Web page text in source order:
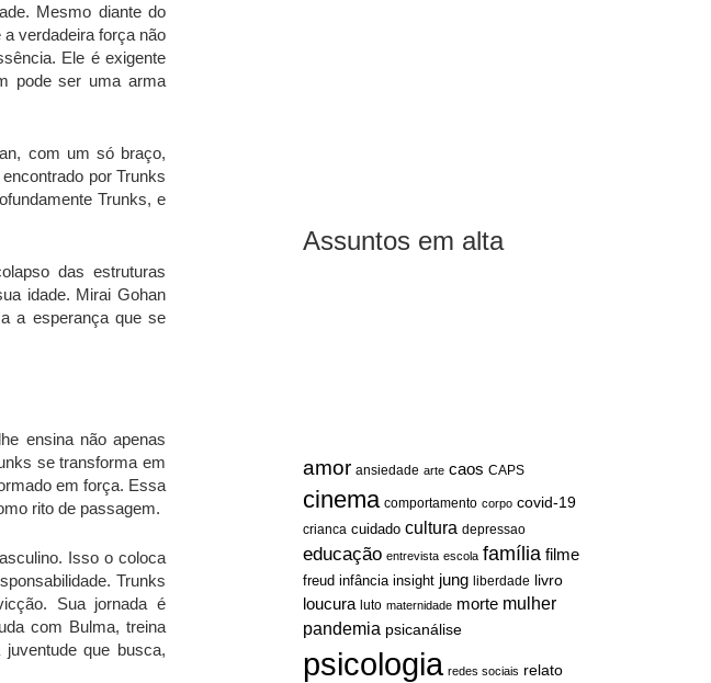
Assuntos em alta
amor ansiedade arte caos CAPS
cinema comportamento corpo covid-19
crianca cuidado cultura depressao
educação entrevista escola família filme
freud infância insight jung liberdade livro
loucura luto maternidade morte mulher
pandemia psicanálise
psicologia redes sociais relato
Mesmo diante do
verdadeira força não
Ele é exigente
pode ser uma arma
com um só braço,
por Trunks
Trunks, e
das estruturas
idade. Mirai Gohan
a esperança que se
ensina não apenas
se transforma em
em força. Essa
rito de passagem.
Isso o coloca
Trunks
Sua jornada é
com Bulma, treina
que busca,